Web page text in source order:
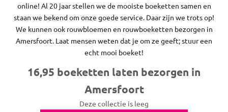
online! Al 20 jaar stellen we de mooiste boeketten samen en
staan we bekend om onze goede service. Daar zijn we trots op!
We kunnen ook rouwbloemen en rouwboeketten bezorgen in
Amersfoort. Laat mensen weten dat je om ze geeft; stuur een
echt mooi boeket!
16,95 boeketten laten bezorgen in
Amersfoort
Deze collectie is leeg